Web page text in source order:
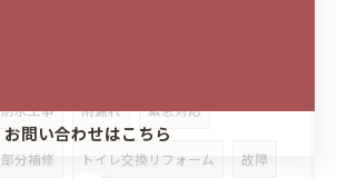
防水工事 雨漏れ 緊急対応
部分補修 トイレ交換リフォーム 故障
お問い合わせはこちら